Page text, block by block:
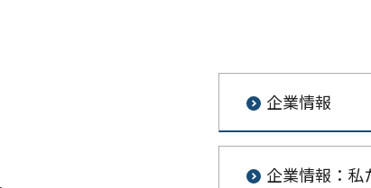
企業情報
企業情報：私